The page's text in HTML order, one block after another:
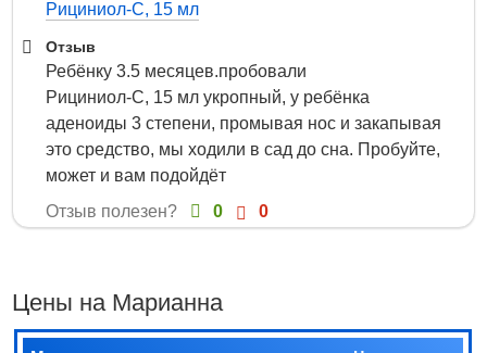
Рициниол-С, 15 мл
Отзыв
Ребёнку 3.5 месяцев.пробовали
Рициниол-С, 15 мл укропный, у ребёнка
аденоиды 3 степени, промывая нос и закапывая
это средство, мы ходили в сад до сна. Пробуйте,
может и вам подойдёт
Отзыв полезен?
0 0
Цены на Марианна